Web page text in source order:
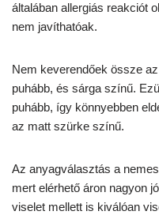
általában allergiás reakciót
nem javíthatóak.
Nem keverendőek össze
puhább, és sárga színű.
puhább, így könnyebben
az matt szürke színű.
Az anyagválasztás a
mert elérhető áron nagyon
viselet mellett is kiválóan